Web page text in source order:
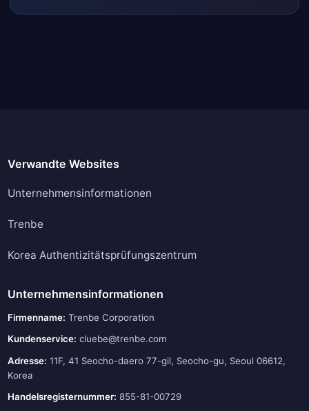
Verwandte Websites
Unternehmensinformationen
Trenbe
Korea Authentizitätsprüfungszentrum
Unternehmensinformationen
Firmenname: Trenbe Corporation
Kundenservice: cluebe@trenbe.com
Adresse: 11F, 41 Seocho-daero 77-gil, Seocho-gu, Seoul 06612,
Korea
Handelsregisternummer: 855-81-00729